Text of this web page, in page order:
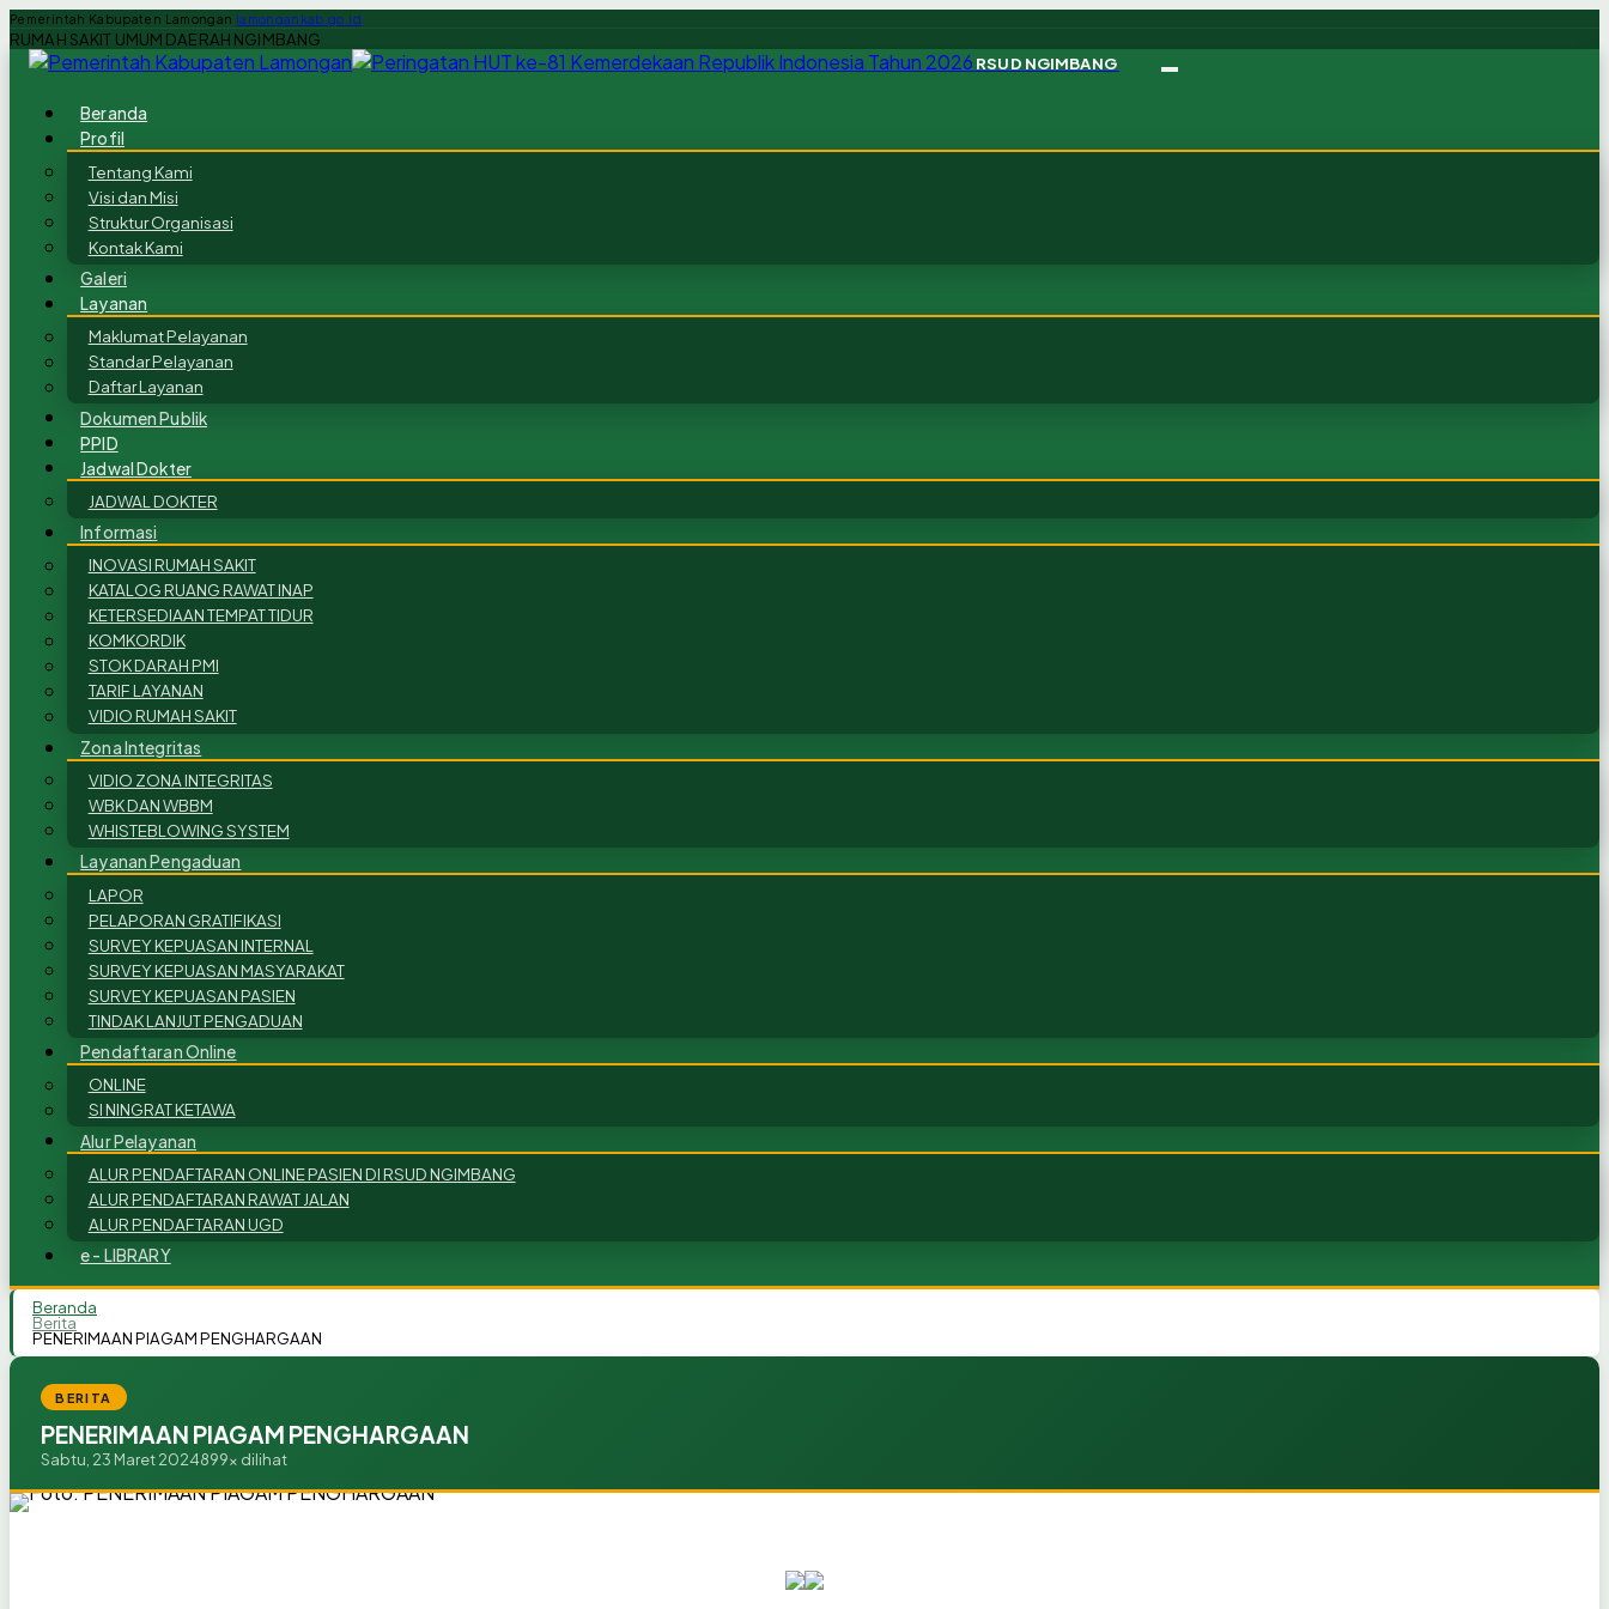
Pemerintah Kabupaten Lamongan lamongankab.go.id
RUMAH SAKIT UMUM DAERAH NGIMBANG
RSUD NGIMBANG
Beranda
Profil
Tentang Kami
Visi dan Misi
Struktur Organisasi
Kontak Kami
Galeri
Layanan
Maklumat Pelayanan
Standar Pelayanan
Daftar Layanan
Dokumen Publik
PPID
Jadwal Dokter
JADWAL DOKTER
Informasi
INOVASI RUMAH SAKIT
KATALOG RUANG RAWAT INAP
KETERSEDIAAN TEMPAT TIDUR
KOMKORDIK
STOK DARAH PMI
TARIF LAYANAN
VIDIO RUMAH SAKIT
Zona Integritas
VIDIO ZONA INTEGRITAS
WBK DAN WBBM
WHISTEBLOWING SYSTEM
Layanan Pengaduan
LAPOR
PELAPORAN GRATIFIKASI
SURVEY KEPUASAN INTERNAL
SURVEY KEPUASAN MASYARAKAT
SURVEY KEPUASAN PASIEN
TINDAK LANJUT PENGADUAN
Pendaftaran Online
ONLINE
SI NINGRAT KETAWA
Alur Pelayanan
ALUR PENDAFTARAN ONLINE PASIEN DI RSUD NGIMBANG
ALUR PENDAFTARAN RAWAT JALAN
ALUR PENDAFTARAN UGD
e - LIBRARY
Beranda
Berita
PENERIMAAN PIAGAM PENGHARGAAN
BERITA
PENERIMAAN PIAGAM PENGHARGAAN
Sabtu, 23 Maret 2024899x dilihat